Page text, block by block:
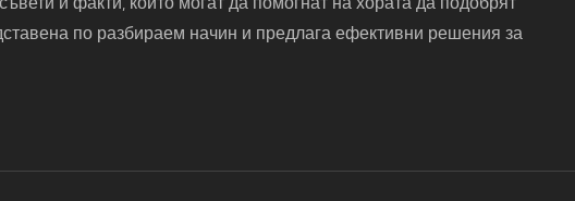
по разбираем начин и предлага ефективни решения за